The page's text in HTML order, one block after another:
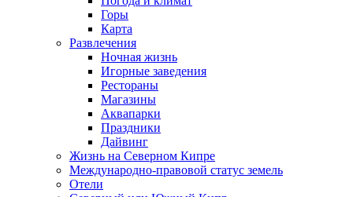
Горы
Карта
Развлечения
Ночная жизнь
Игорные заведения
Рестораны
Магазины
Аквапарки
Праздники
Дайвинг
Жизнь на Северном Кипре
Международно-правовой статус земель
Отели